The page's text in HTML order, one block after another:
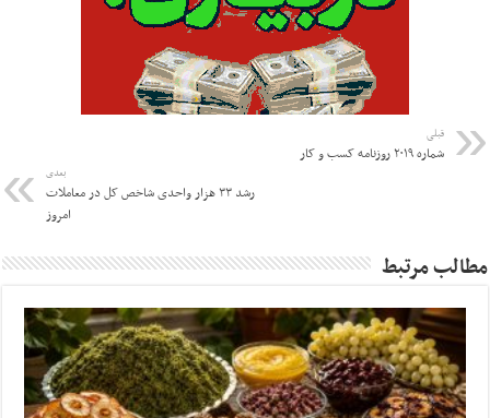
قبلی
شماره ۲۰۱۹ روزنامه کسب و کار
بعدی
رشد ۳۳ هزار واحدی شاخص کل در معاملات
امروز
مطالب مرتبط